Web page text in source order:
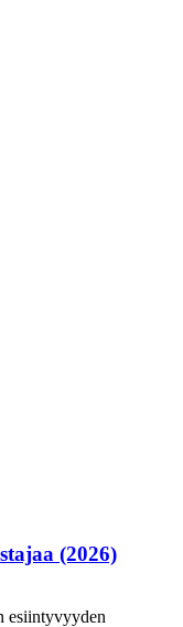
(2026)
esiintyvyyden